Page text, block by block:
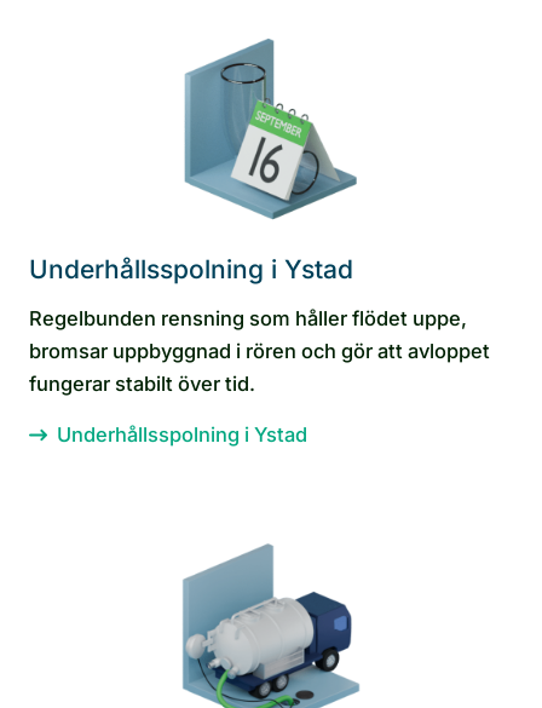
Underhållsspolning i Ystad
Regelbunden rensning som håller flödet uppe,
bromsar uppbyggnad i rören och gör att avloppet
fungerar stabilt över tid.
Underhållsspolning i Ystad